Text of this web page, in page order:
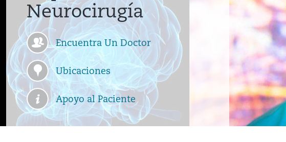
Neurocirugía
Encuentra Un Doctor
Ubicaciones
Apoyo al Paciente